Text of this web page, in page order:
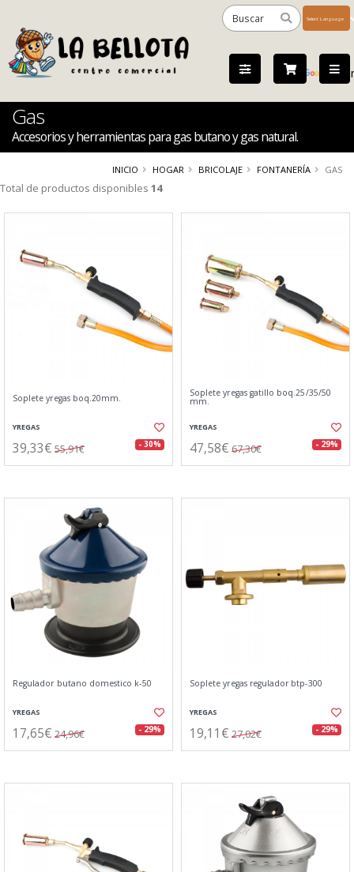
by
Gas
Accesorios y herramientas para gas butano y gas natural.
INICIO HOGAR BRICOLAJE FONTANERÍA GAS
Total de productos disponibles 14
Soplete yregas boq.20mm.
YREGAS
39,33€ 55,91€ - 30%
Soplete yregas gatillo boq.25/35/50
mm.
YREGAS
47,58€ 67,30€ - 29%
Regulador butano domestico k-50
YREGAS
17,65€ 24,96€ - 29%
Soplete yregas regulador btp-300
YREGAS
19,11€ 27,02€ - 29%